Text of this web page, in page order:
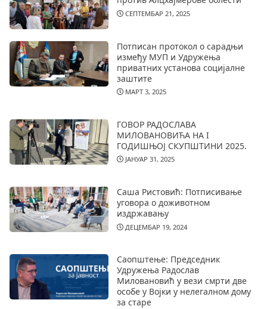
СЕПТЕМБАР 21, 2025
Потписан протокол о сарадњи
између МУП и Удружења
приватних установа социјалне
заштите
МАРТ 3, 2025
ГОВОР РАДОСЛАВА
МИЛОВАНОВИЋА НА I
ГОДИШЊОЈ СКУПШТИНИ 2025.
ЈАНУАР 31, 2025
Саша Ристовић: Потписивање
уговора о доживотном
издржавању
ДЕЦЕМБАР 19, 2024
Саопштење: Председник
Удружења Радослав
Миловановић у вези смрти две
особе у Војки у нелегалном дому
за старе